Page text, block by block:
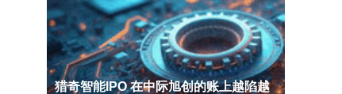
猎奇智能IPO 在中际旭创的账上越陷越